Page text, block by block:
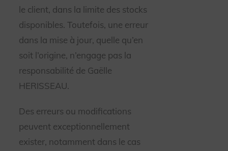
le client, dans la limite des stocks
disponibles. Toutefois, une erreur
dans la mise à jour, quelle qu’en
soit l’origine, n’engage pas la
responsabilité de Gaëlle
HERISSEAU.
Des erreurs ou modifications
peuvent exceptionnellement
exister, notamment dans le cas